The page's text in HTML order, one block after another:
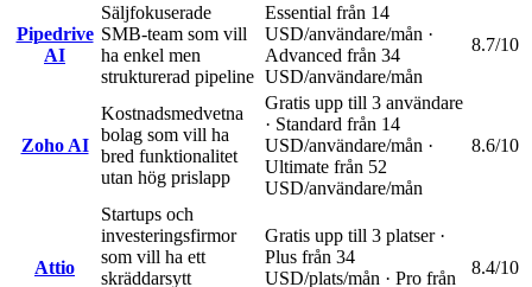
Pipedrive
AI
Säljfokuserade
SMB-team som vill
ha enkel men
strukturerad pipeline
Essential från 14
USD/användare/mån ·
Advanced från 34
USD/användare/mån
8.7/10
Zoho AI
Kostnadsmedvetna
bolag som vill ha
bred funktionalitet
utan hög prislapp
Gratis upp till 3 användare
· Standard från 14
USD/användare/mån ·
Ultimate från 52
USD/användare/mån
8.6/10
Attio
Startups och
investeringsfirmor
som vill ha ett
skräddarsytt
Gratis upp till 3 platser ·
Plus från 34
USD/plats/mån · Pro från
8.4/10